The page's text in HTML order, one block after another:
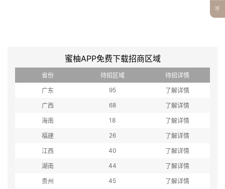
蜜柚APP免费下载招商区域
省份 待招区域
待招详情
广东
95
了解详情
广西
68
了解详情
海南
18
了解详情
福建
26
了解详情
江西
40
了解详情
湖南
44
了解详情
贵州
45
了解详情